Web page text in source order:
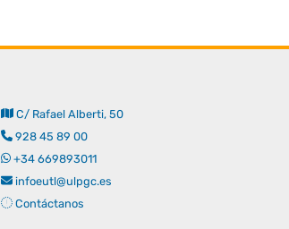
C/ Rafael Alberti, 50
928 45 89 00
+34 669893011
infoeutl@ulpgc.es
Contáctanos